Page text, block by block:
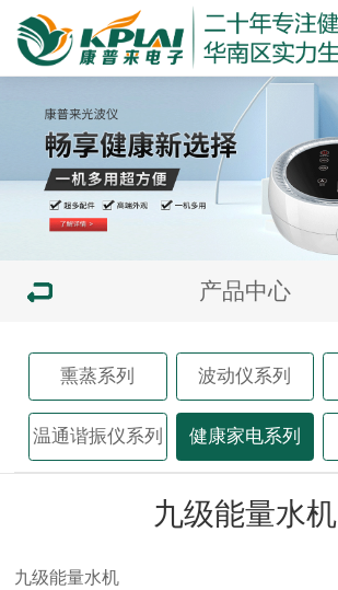
产品中心
熏蒸系列 波动仪系列
温通谐振仪系列 健康家电系列
九级能量水机
九级能量水机